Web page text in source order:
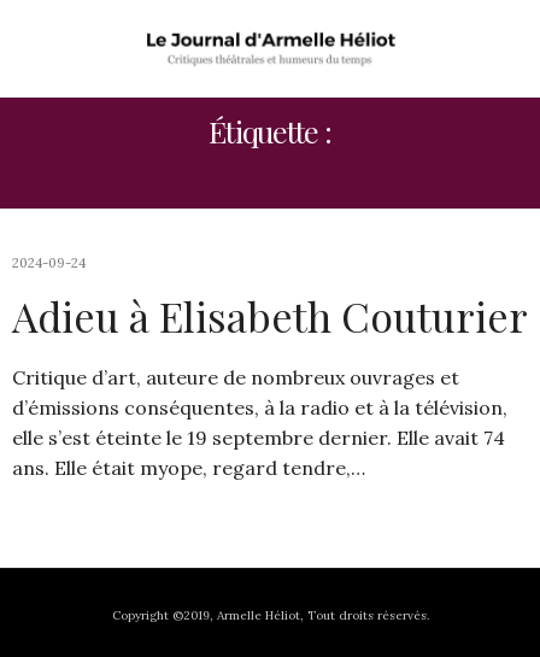
Étiquette :
2024-09-24
Adieu à Elisabeth Couturier
Critique d’art, auteure de nombreux ouvrages et
d’émissions conséquentes, à la radio et à la télévision,
elle s’est éteinte le 19 septembre dernier. Elle avait 74
ans. Elle était myope, regard tendre,…
Copyright ©2019, Armelle Héliot, Tout droits réservés.